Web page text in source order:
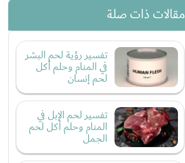
مقالات ذات صلة
تفسير رؤية لحم البشر
في المنام وحلم أكل
لحم إنسان
تفسير لحم الإبل في
المنام وحلم أكل لحم
الجمل